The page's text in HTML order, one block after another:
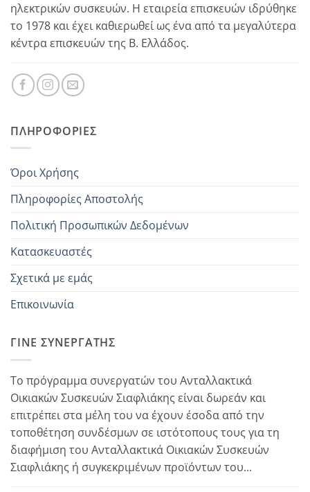
ηλεκτρικών συσκευών. Η εταιρεία επισκευών ιδρύθηκε
το 1978 και έχει καθιερωθεί ως ένα από τα μεγαλύτερα
κέντρα επισκευών της Β. Ελλάδος.
ΠΛΗΡΟΦΟΡΊΕΣ
Όροι Χρήσης
Πληροφορίες Αποστολής
Πολιτική Προσωπικών Δεδομένων
Κατασκευαστές
Σχετικά με εμάς
Επικοινωνία
ΓΊΝΕ ΣΥΝΕΡΓΆΤΗΣ
Το πρόγραμμα συνεργατών του Ανταλλακτικά
Οικιακών Συσκευών Σιαφλιάκης είναι δωρεάν και
επιτρέπει στα μέλη του να έχουν έσοδα από την
τοποθέτηση συνδέσμων σε ιστότοπους τους για τη
διαφήμιση του Ανταλλακτικά Οικιακών Συσκευών
Σιαφλιάκης ή συγκεκριμένων προϊόντων του...